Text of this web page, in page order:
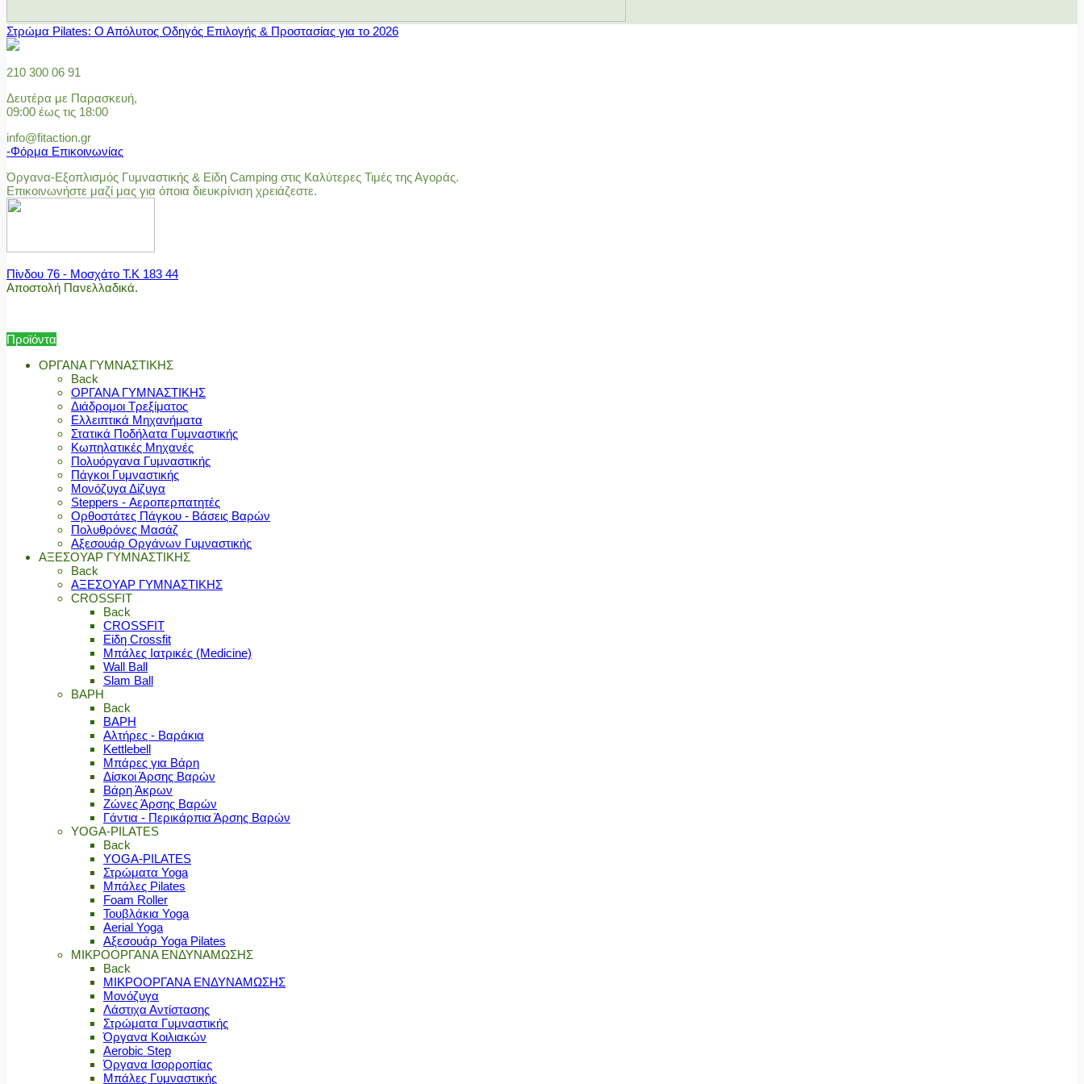
Στρώμα Pilates: Ο Απόλυτος Οδηγός Επιλογής & Προστασίας για το 2026
210 300 06 91
Δευτέρα με Παρασκευή,
09:00 έως τις 18:00
info@fitaction.gr
-Φόρμα Επικοινωνίας
Όργανα-Εξοπλισμός Γυμναστικής & Είδη Camping στις Καλύτερες Τιμές της Αγοράς.
Επικοινωνήστε μαζί μας για όποια διευκρίνιση χρειάζεστε.
Πίνδου 76 - Μοσχάτο Τ.Κ 183 44
Αποστολή Πανελλαδικά.
Προϊόντα
ΟΡΓΑΝΑ ΓΥΜΝΑΣΤΙΚΗΣ
Back
ΟΡΓΑΝΑ ΓΥΜΝΑΣΤΙΚΗΣ
Διάδρομοι Τρεξίματος
Ελλειπτικά Μηχανήματα
Στατικά Ποδήλατα Γυμναστικής
Κωπηλατικές Μηχανές
Πολυόργανα Γυμναστικής
Πάγκοι Γυμναστικής
Μονόζυγα Δίζυγα
Steppers - Αεροπερπατητές
Ορθοστάτες Πάγκου - Βάσεις Βαρών
Πολυθρόνες Μασάζ
Αξεσουάρ Οργάνων Γυμναστικής
ΑΞΕΣΟΥΑΡ ΓΥΜΝΑΣΤΙΚΗΣ
Back
ΑΞΕΣΟΥΑΡ ΓΥΜΝΑΣΤΙΚΗΣ
CROSSFIT
Back
CROSSFIT
Είδη Crossfit
Μπάλες Ιατρικές (Medicine)
Wall Ball
Slam Ball
ΒΑΡΗ
Back
ΒΑΡΗ
Αλτήρες - Βαράκια
Kettlebell
Μπάρες για Βάρη
Δίσκοι Άρσης Βαρών
Βάρη Άκρων
Ζώνες Άρσης Βαρών
Γάντια - Περικάρπια Άρσης Βαρών
YOGA-PILATES
Back
YOGA-PILATES
Στρώματα Yoga
Μπάλες Pilates
Foam Roller
Τουβλάκια Yoga
Aerial Yoga
Αξεσουάρ Yoga Pilates
ΜΙΚΡΟΟΡΓΑΝΑ ΕΝΔΥΝΑΜΩΣΗΣ
Back
ΜΙΚΡΟΟΡΓΑΝΑ ΕΝΔΥΝΑΜΩΣΗΣ
Μονόζυγα
Λάστιχα Αντίστασης
Στρώματα Γυμναστικής
Όργανα Κοιλιακών
Aerobic Step
Όργανα Ισορροπίας
Μπάλες Γυμναστικής